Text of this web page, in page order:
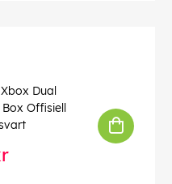
Dual
Offisiell